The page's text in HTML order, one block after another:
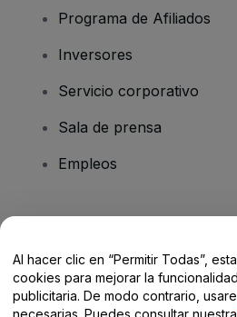
Programa de Afiliados
Inversores
Servicio corporativo
Sala de prensa
Empleos
Centro de Ayuda /
Al hacer clic en “Permitir Todas”,
cookies para mejorar la
publicitaria. De modo contrario,
necesarias. Puedes consultar nuestra